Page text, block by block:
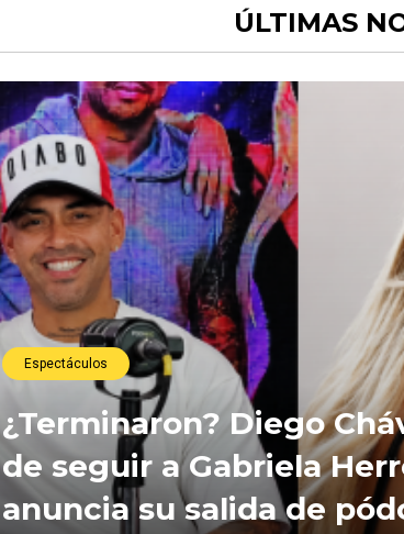
ÚLTIMAS
Espectáculos
¿Terminaron? Diego
de seguir a Gabriela
anuncia su salida de